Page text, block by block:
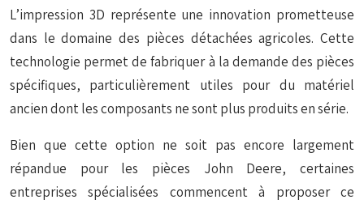
L’impression 3D représente une innovation prometteuse
dans le domaine des pièces détachées agricoles. Cette
technologie permet de fabriquer à la demande des pièces
spécifiques, particulièrement utiles pour du matériel
ancien dont les composants ne sont plus produits en série.
Bien que cette option ne soit pas encore largement
répandue pour les pièces John Deere, certaines
entreprises spécialisées commencent à proposer ce